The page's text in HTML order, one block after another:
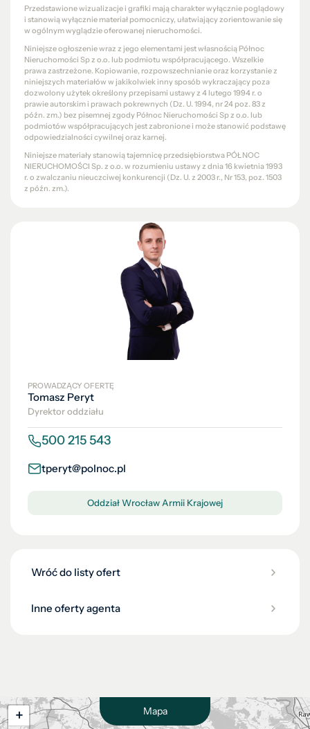
Przedstawione wizualizacje i grafiki mają charakter wyłącznie poglądowy
i stanowią wyłącznie materiał pomocniczy, ułatwiający zorientowanie się
w ogólnym wyglądzie oferowanej nieruchomości.
Niniejsze ogłoszenie wraz z jego elementami jest własnością Północ
Nieruchomości Sp z o.o. lub podmiotu współpracującego. Wszelkie
prawa zastrzeżone. Kopiowanie, rozpowszechnianie oraz korzystanie z
niniejszych materiałów w jakikolwiek inny sposób wykraczający poza
dozwolony użytek określony przepisami ustawy z 4 lutego 1994 r. o
prawie autorskim i prawach pokrewnych (Dz. U. 1994, nr 24 poz. 83 z
późn. zm.) bez pisemnej zgody Północ Nieruchomości Sp z o.o. lub
podmiotów współpracujących jest zabronione i może stanowić podstawę
odpowiedzialności cywilnej oraz karnej.
Niniejsze materiały stanowią tajemnicę przedsiębiorstwa PÓŁNOC
NIERUCHOMOŚCI Sp. z o.o. w rozumieniu ustawy z dnia 16 kwietnia 1993
r. o zwalczaniu nieuczciwej konkurencji (Dz. U. z 2003 r., Nr 153, poz. 1503
z późn. zm.).
PROWADZĄCY OFERTĘ
Tomasz Peryt
Dyrektor oddziału
500 215 543
tperyt@polnoc.pl
Oddział Wrocław Armii Krajowej
Wróć do listy ofert
Inne oferty agenta
Mapa
+